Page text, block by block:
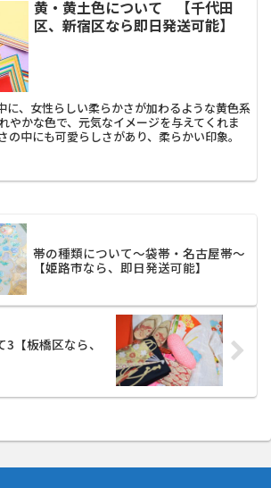
黄・黄土色について 【千代田
区、新宿区なら即日発送可能】
に、女性らしい柔らかさが加わるような黄色系
やかな色で、元気なイメージを与えてくれま
の中にも可愛らしさがあり、柔らかい印象。
帯の種類について～袋帯・名古屋帯～
【姫路市なら、即日発送可能】
【板橋区なら、